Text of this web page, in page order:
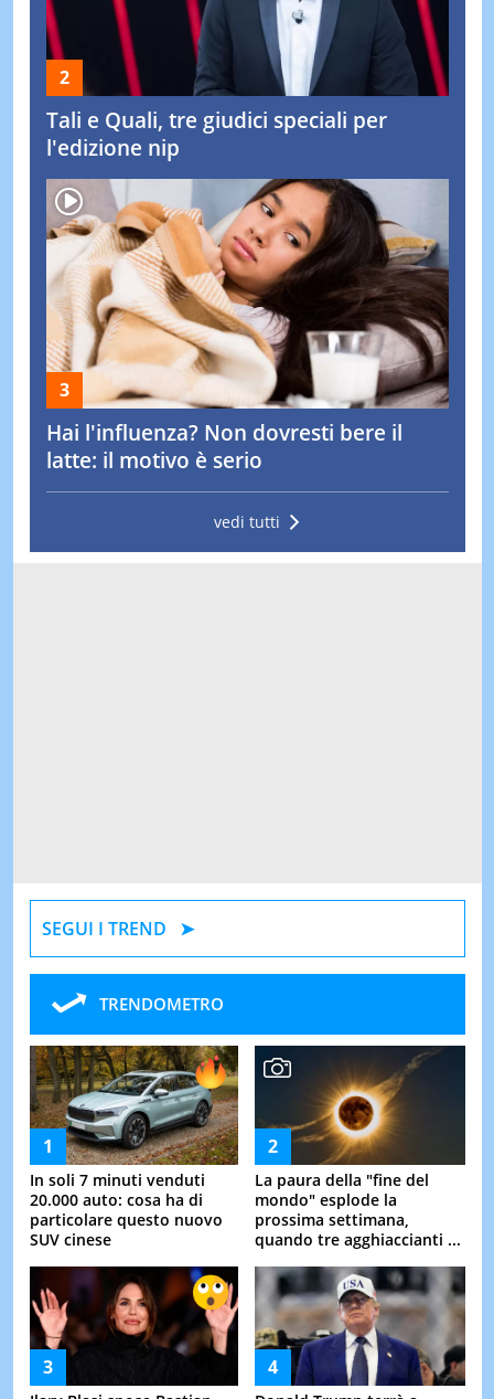
Tali e Quali, tre giudici speciali per
l'edizione nip
Hai l'influenza? Non dovresti bere il
latte: il motivo è serio
vedi tutti
SEGUI I TREND
TRENDOMETRO
In soli 7 minuti venduti
20.000 auto: cosa ha di
particolare questo nuovo
SUV cinese
La paura della "fine del
mondo" esplode la
prossima settimana,
quando tre agghiaccianti ...